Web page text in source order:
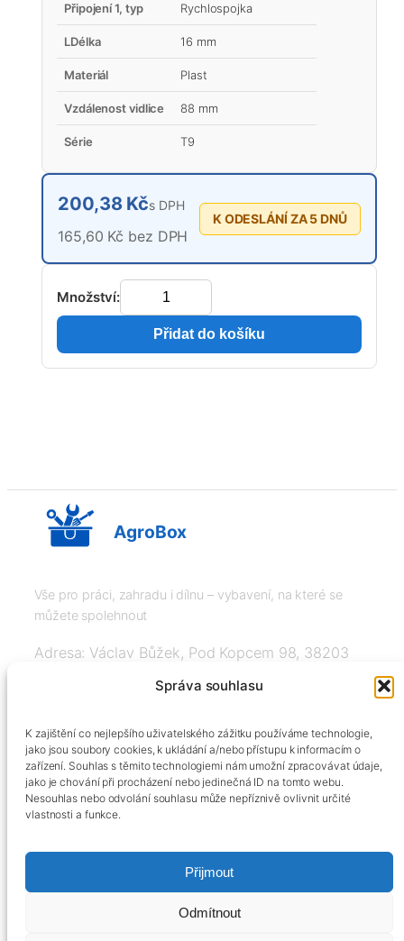
Správa souhlasu
K zajištění co nejlepšího uživatelského zážitku používáme technologie,
jako jsou soubory cookies, k ukládání a/nebo přístupu k informacím o
zařízení. Souhlas s těmito technologiemi nám umožní zpracovávat údaje,
jako je chování při procházení nebo jedinečná ID na tomto webu.
Nesouhlas nebo odvolání souhlasu může nepříznivě ovlivnit určité
vlastnosti a funkce.
Přijmout
Odmítnout
Připojení 1, typ Rychlospojka
LDélka 16 mm
Materiál Plast
Vzdálenost vidlice 88 mm
Série T9
200,38 Kčs DPH
165,60 Kč bez DPH
K ODESLÁNÍ ZA 5 DNŮ
Množství:
Přidat do košíku
AgroBox
Vše pro práci, zahradu i dílnu – vybavení, na které se
můžete spolehnout
Adresa: Václav Bůžek, Pod Kopcem 98, 38203
+420606334248, info@agrobox.cz
Obchodní podmínky
Podmínky ochrany osobních údajů